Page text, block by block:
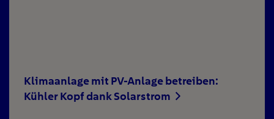
Klimaanlage mit PV-Anlage betreiben:
Kühler Kopf dank Solarstrom